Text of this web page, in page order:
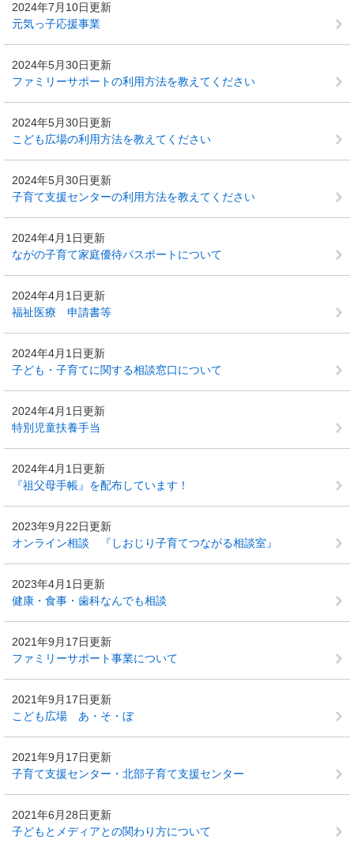
2024年7月10日更新
元気っ子応援事業
2024年5月30日更新
ファミリーサポートの利用方法を教えてください
2024年5月30日更新
こども広場の利用方法を教えてください
2024年5月30日更新
子育て支援センターの利用方法を教えてください
2024年4月1日更新
ながの子育て家庭優待パスポートについて
2024年4月1日更新
福祉医療 申請書等
2024年4月1日更新
子ども・子育てに関する相談窓口について
2024年4月1日更新
特別児童扶養手当
2024年4月1日更新
『祖父母手帳』を配布しています！
2023年9月22日更新
オンライン相談 『しおじり子育てつながる相談室』
2023年4月1日更新
健康・食事・歯科なんでも相談
2021年9月17日更新
ファミリーサポート事業について
2021年9月17日更新
こども広場 あ・そ・ぼ
2021年9月17日更新
子育て支援センター・北部子育て支援センター
2021年6月28日更新
子どもとメディアとの関わり方について